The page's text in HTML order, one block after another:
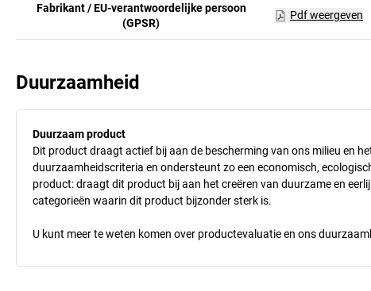
Fabrikant / EU-verantwoordelijke persoon
(GPSR)
Pdf weergeven
Duurzaamheid
Duurzaam product
Dit product draagt actief bij aan de bescherming van ons milieu en
duurzaamheidscriteria en ondersteunt zo een economisch,
product: draagt dit product bij aan het creëren van duurzame en
categorieën waarin dit product bijzonder sterk is.
U kunt meer te weten komen over productevaluatie en ons